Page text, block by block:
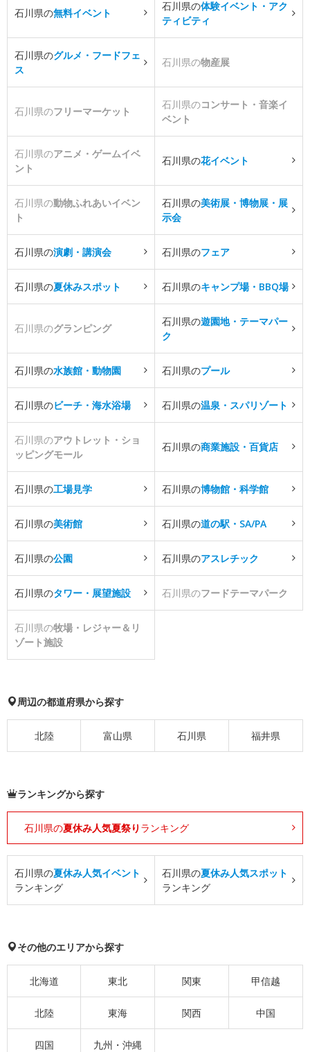
石川県の無料イベント
石川県の体験イベント・アク
ティビティ
石川県のグルメ・フードフェ
ス
石川県の物産展
石川県のフリーマーケット
石川県のコンサート・音楽イ
ベント
石川県のアニメ・ゲームイベ
ント
石川県の花イベント
石川県の動物ふれあいイベン
ト
石川県の美術展・博物展・展
示会
石川県の演劇・講演会 石川県のフェア
石川県の夏休みスポット 石川県のキャンプ場・BBQ場
石川県のグランピング
石川県の遊園地・テーマパー
ク
石川県の水族館・動物園 石川県のプール
石川県のビーチ・海水浴場 石川県の温泉・スパリゾート
石川県のアウトレット・ショ
ッピングモール
石川県の商業施設・百貨店
石川県の工場見学 石川県の博物館・科学館
石川県の美術館 石川県の道の駅・SA/PA
石川県の公園 石川県のアスレチック
石川県のタワー・展望施設 石川県のフードテーマパーク
石川県の牧場・レジャー＆リ
ゾート施設
周辺の都道府県から探す
北陸 富山県 石川県 福井県
ランキングから探す
石川県の夏休み人気夏祭り ランキング
石川県の夏休み人気イベント
ランキング
石川県の夏休み人気スポット
ランキング
その他のエリアから探す
北海道 東北 関東 甲信越
北陸 東海 関西 中国
四国 九州・沖縄